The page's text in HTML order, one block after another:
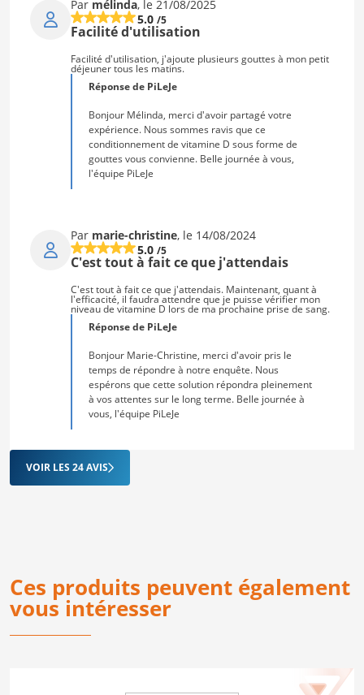
Par mélinda, le 21/08/2025
5.0 /5
Facilité d'utilisation
Facilité d'utilisation, j'ajoute plusieurs gouttes à mon petit
déjeuner tous les matins.
Réponse de PiLeJe
Bonjour Mélinda, merci d'avoir partagé votre
expérience. Nous sommes ravis que ce
conditionnement de vitamine D sous forme de
gouttes vous convienne. Belle journée à vous,
l'équipe PiLeJe
Par marie-christine, le 14/08/2024
5.0 /5
C'est tout à fait ce que j'attendais
C'est tout à fait ce que j'attendais. Maintenant, quant à
l'efficacité, il faudra attendre que je puisse vérifier mon
niveau de vitamine D lors de ma prochaine prise de sang.
Réponse de PiLeJe
Bonjour Marie-Christine, merci d'avoir pris le
temps de répondre à notre enquête. Nous
espérons que cette solution répondra pleinement
à vos attentes sur le long terme. Belle journée à
vous, l'équipe PiLeJe
VOIR LES 24 AVIS
Ces produits peuvent également
vous intéresser